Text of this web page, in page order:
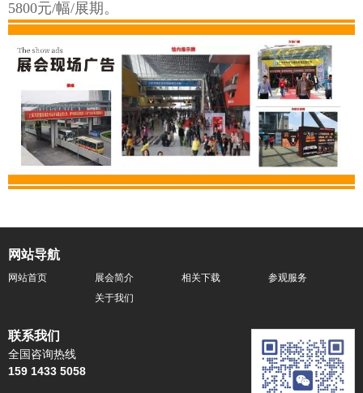
5800元/幅/展期。
网站导航
网站首页 展会简介 相关下载
参观服务
关于我们
联系我们
全国咨询热线
159 1433 5058